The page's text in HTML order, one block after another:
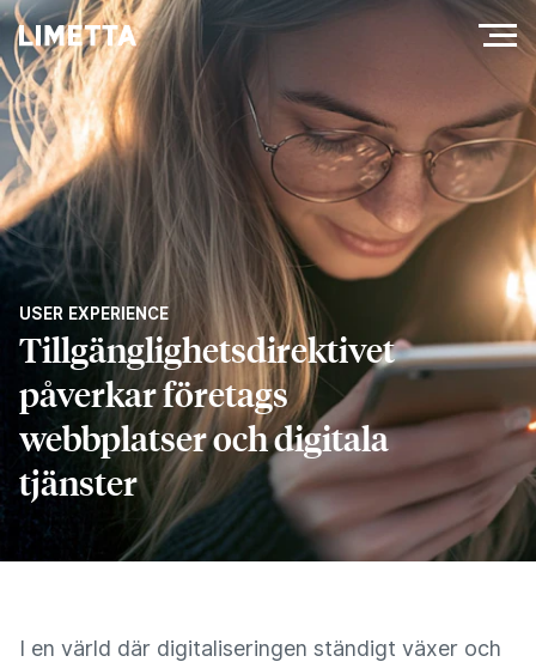
USER EXPERIENCE
Tillgänglighetsdirektivet
påverkar företags
webbplatser och digitala
tjänster
I en värld där digitaliseringen ständigt växer och